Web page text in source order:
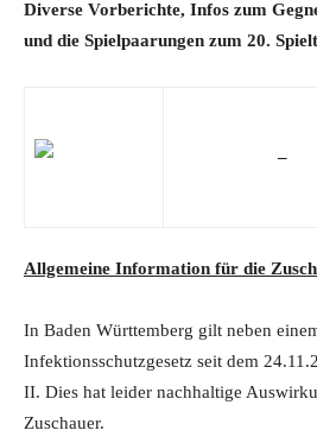
Diverse Vorberichte, Infos zum
und die Spielpaarungen zum 20.
–
Allgemeine Information für die
In Baden Württemberg gilt neben
Infektionsschutzgesetz seit dem
II. Dies hat leider nachhaltige
Zuschauer.